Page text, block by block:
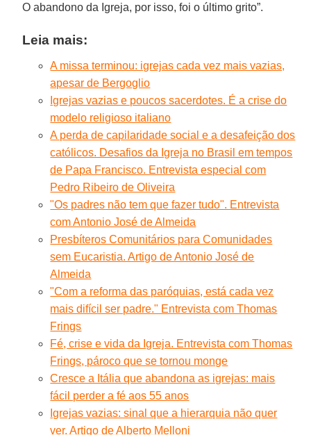
O abandono da Igreja, por isso, foi o último grito”.
Leia mais:
A missa terminou: igrejas cada vez mais vazias,
apesar de Bergoglio
Igrejas vazias e poucos sacerdotes. É a crise do
modelo religioso italiano
A perda de capilaridade social e a desafeição dos
católicos. Desafios da Igreja no Brasil em tempos
de Papa Francisco. Entrevista especial com
Pedro Ribeiro de Oliveira
"Os padres não tem que fazer tudo". Entrevista
com Antonio José de Almeida
Presbíteros Comunitários para Comunidades
sem Eucaristia. Artigo de Antonio José de
Almeida
"Com a reforma das paróquias, está cada vez
mais difícil ser padre." Entrevista com Thomas
Frings
Fé, crise e vida da Igreja. Entrevista com Thomas
Frings, pároco que se tornou monge
Cresce a Itália que abandona as igrejas: mais
fácil perder a fé aos 55 anos
Igrejas vazias: sinal que a hierarquia não quer
ver. Artigo de Alberto Melloni